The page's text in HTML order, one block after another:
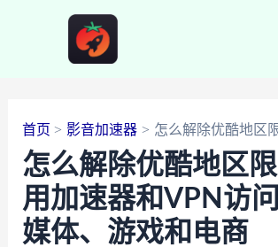
首页 影音加速器 怎么解除优酷地区
怎么解除优酷地区
用加速器和VPN访
媒体、游戏和电商